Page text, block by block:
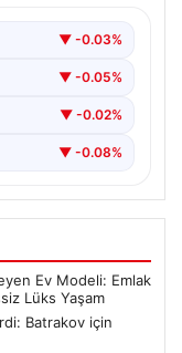
arayışında
▼ -0.03%
▼ -0.05%
▼ -0.02%
▼ -0.08%
Ev Modeli: Emlak
Lüks Yaşam
Batrakov için